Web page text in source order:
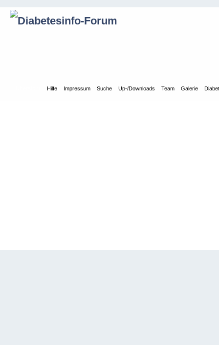
Hilfe Impressum Suche Up-/Downloads Team Galerie